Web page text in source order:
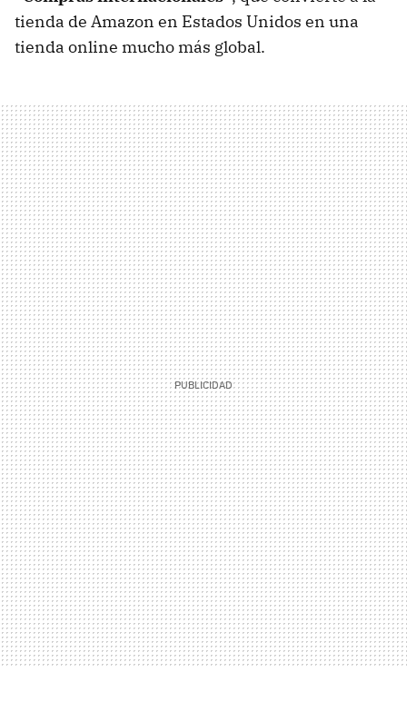
tienda de Amazon en Estados Unidos en una
tienda online mucho más global.